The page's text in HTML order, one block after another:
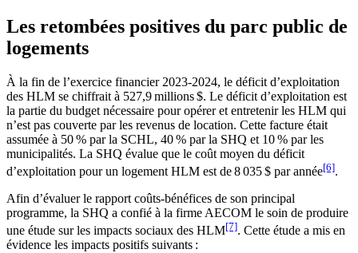
Les retombées positives du parc public de
logements
À la fin de l’exercice financier 2023-2024, le déficit d’exploitation
des HLM se chiffrait à 527,9 millions $. Le déficit d’exploitation est
la partie du budget nécessaire pour opérer et entretenir les HLM qui
n’est pas couverte par les revenus de location. Cette facture était
assumée à 50 % par la SCHL, 40 % par la SHQ et 10 % par les
municipalités. La SHQ évalue que le coût moyen du déficit
d’exploitation pour un logement HLM est de 8 035 $ par année[6].
Afin d’évaluer le rapport coûts-bénéfices de son principal
programme, la SHQ a confié à la firme AECOM le soin de produire
une étude sur les impacts sociaux des HLM[7]. Cette étude a mis en
évidence les impacts positifs suivants :